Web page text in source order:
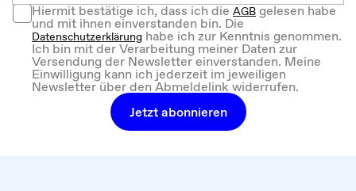
Hiermit bestätige ich, dass ich dieAGBgelesen habe
und mit ihnen einverstanden bin. Die
Datenschutzerklärung habe ich zur Kenntnis genommen.
Ich bin mit der Verarbeitung meiner Daten zur
Versendung der Newsletter einverstanden. Meine
Einwilligung kann ich jederzeit im jeweiligen
Newsletter über den Abmeldelink widerrufen.
Jetzt abonnieren